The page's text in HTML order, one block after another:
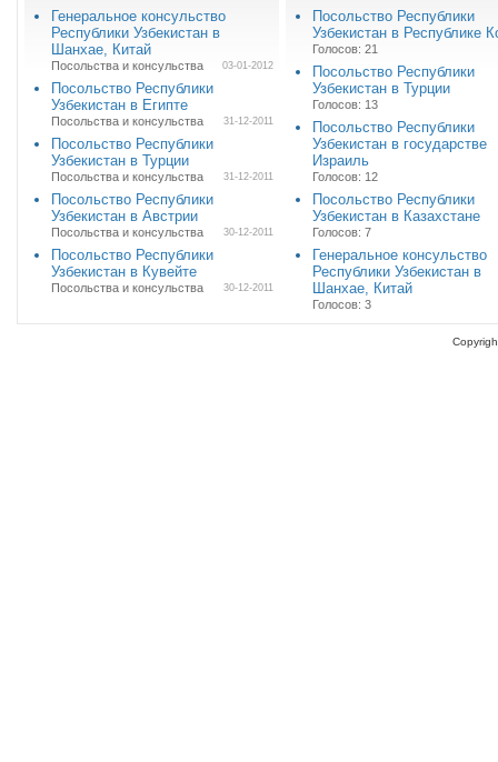
Генеральное консульство
Республики Узбекистан в
Шанхае, Китай
Посольства и консульства 03-01-2012
Посольство Республики
Узбекистан в Египте
Посольства и консульства 31-12-2011
Посольство Республики
Узбекистан в Турции
Посольства и консульства 31-12-2011
Посольство Республики
Узбекистан в Австрии
Посольства и консульства 30-12-2011
Посольство Республики
Узбекистан в Кувейте
Посольства и консульства 30-12-2011
Посольство Республики
Узбекистан в Республике
Голосов: 21
Посольство Республики
Узбекистан в Турции
Голосов: 13
Посольство Республики
Узбекистан в государстве
Израиль
Голосов: 12
Посольство Республики
Узбекистан в Казахстане
Голосов: 7
Генеральное консульство
Республики Узбекистан в
Шанхае, Китай
Голосов: 3